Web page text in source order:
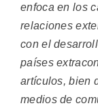
enfoca en los
relaciones
con el
países
artículos, bien
medios de